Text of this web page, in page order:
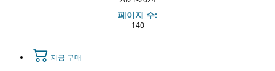
페이지 수:
140
지금 구매